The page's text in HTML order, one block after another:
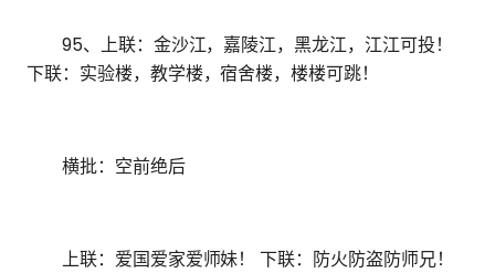
95、上联：金沙江，嘉陵江，黑龙江，江江可投！
下联：实验楼，教学楼，宿舍楼，楼楼可跳！
横批：空前绝后
上联：爱国爱家爱师妹！ 下联：防火防盗防师兄！